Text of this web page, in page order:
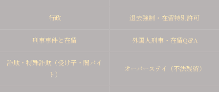
行政 退去強制・在留特別許可
刑事事件と在留 外国人刑事・在留Q&A
詐欺・特殊詐欺（受け子・闇バイ
ト）
オーバーステイ（不法残留）